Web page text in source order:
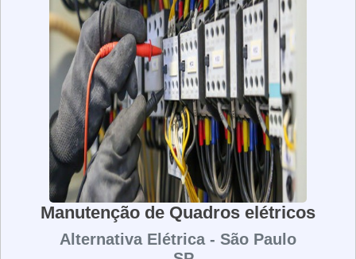
detectados e corrigidos antes que eles se tornem mais
graves. Por isso, é importante que os equipamentos
elétricos sejam submetidos a manutenção elétrica
preventiva regularmente. Isso garantirá que eles
funcionem corretamente e de forma segura, além de
ajudar a reduzir os custos de manutenção.
Manutenção de Quadros elétricos
Alternativa Elétrica - São Paulo